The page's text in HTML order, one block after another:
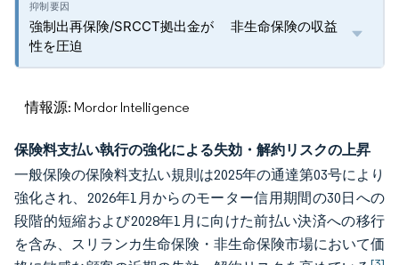
強制出再保険/SRCCT拠出金が 非生命保険の収益
性を圧迫
情報源: Mordor Intelligence
保険料支払い執行の強化による失効・解約リスクの上昇
一般保険の保険料支払い規則は2025年の通達第03号により
強化され、2026年1月からのモーター信用期間の30日への
段階的短縮および2028年1月に向けた前払い決済への移行
を含み、スリランカ生命保険・非生命保険市場において価